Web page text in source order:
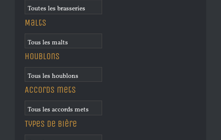
Malts
Houblons
Accords mets
Types de bière